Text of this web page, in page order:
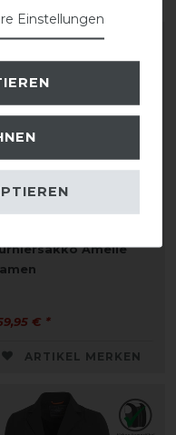
Amelie
€ *
ARTIKEL MERKEN
Einstellungen